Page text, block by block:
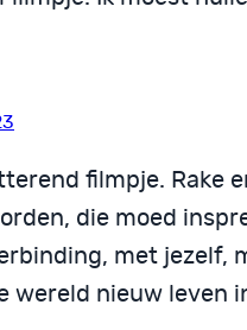
filmpje. Rake
die moed
met jezelf,
wereld nieuw leven